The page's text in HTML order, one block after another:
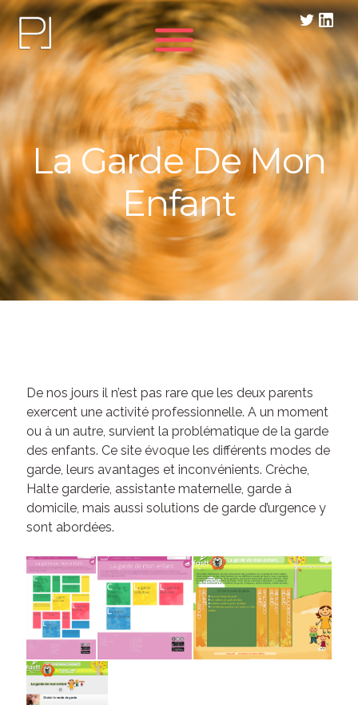
La Garde De Mon
Enfant
De nos jours il n’est pas rare que les deux parents
exercent une activité professionnelle. A un moment
ou à un autre, survient la problématique de la garde
des enfants. Ce site évoque les différents modes de
garde, leurs avantages et inconvénients. Crèche,
Halte garderie, assistante maternelle, garde à
domicile, mais aussi solutions de garde d’urgence y
sont abordées.
Panneau de gestion des cookies